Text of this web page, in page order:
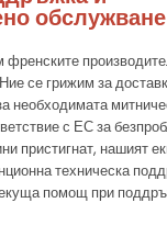
се грижим за
необходимата
с ЕС за
пристигнат, нашият
техническа
помощ при